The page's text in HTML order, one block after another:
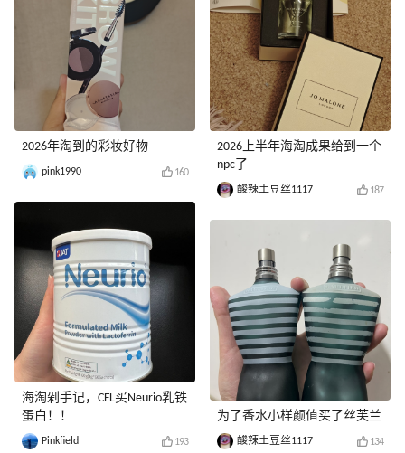
2026年淘到的彩妆好物
pink1990 160
海淘剁手记，CFL买Neurio乳铁
蛋白！！
Pinkfield 193
2026上半年海淘成果给到一个
npc了
酸辣土豆丝1117 187
为了香水小样颜值买了丝芙兰
酸辣土豆丝1117 134